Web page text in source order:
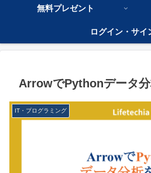
無料プレゼント
ログイン・サイ
ArrowでPythonデータ
IT・プログラミング